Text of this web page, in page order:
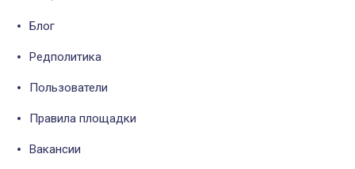
Блог
Редполитика
Пользователи
Правила площадки
Вакансии